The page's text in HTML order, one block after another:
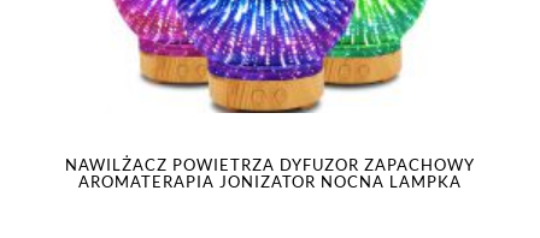
NAWILŻACZ POWIETRZA DYFUZOR ZAPACHOWY
AROMATERAPIA JONIZATOR NOCNA LAMPKA